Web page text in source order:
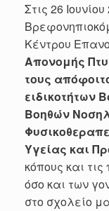
Στις 26
Κέντρου
Απονομής
τους
ειδικοτήτων
Βοηθών
Υγείας και
κόπους και
όσο και των
στο σχολείο